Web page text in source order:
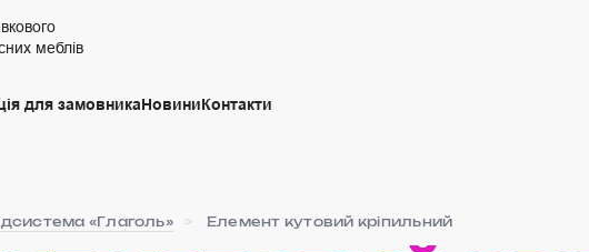
меблів
для замовникаНовиниКонтакти
«Глаголь» Елемент кутовий кріпильний